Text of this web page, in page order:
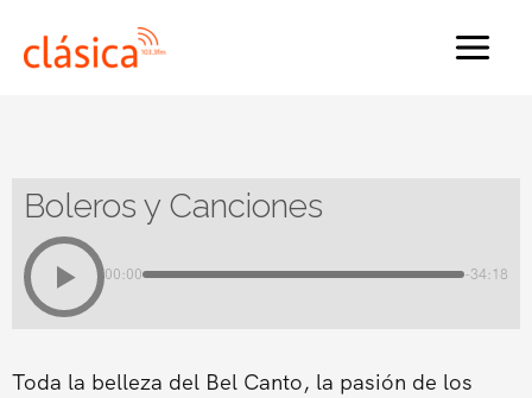
Boleros y Canciones
00:00 -34:18
Toda la belleza del Bel Canto, la pasión de los